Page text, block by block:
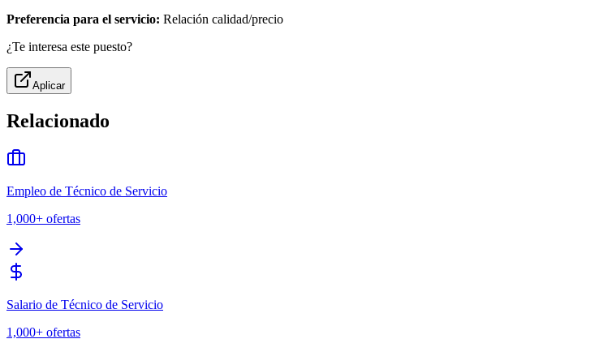
Preferencia para el servicio: Relación calidad/precio
¿Te interesa este puesto?
Aplicar
Relacionado
Empleo de Técnico de Servicio
1,000+ ofertas
Salario de Técnico de Servicio
1,000+ ofertas